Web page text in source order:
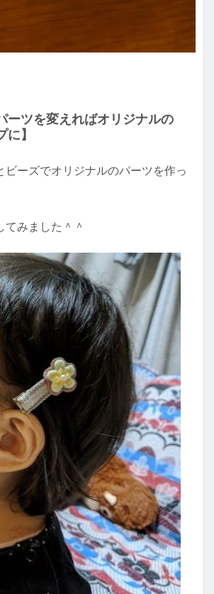
ーツを変えればオリジナルの
】
ビーズでオリジナルのパーツを作っ
てみました＾＾